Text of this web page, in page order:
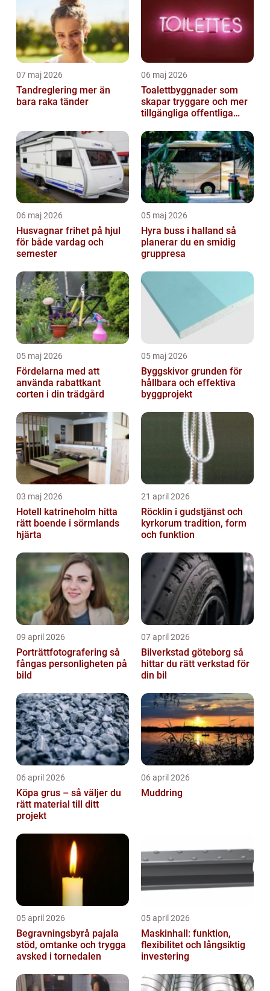
07 maj 2026
Tandreglering mer än
bara raka tänder
06 maj 2026
Toalettbyggnader som
skapar tryggare och mer
tillgängliga offentliga
06 maj 2026
Husvagnar frihet på hjul
för både vardag och
semester
05 maj 2026
Hyra buss i halland så
planerar du en smidig
gruppresa
05 maj 2026
Fördelarna med att
använda rabattkant
corten i din trädgård
05 maj 2026
Byggskivor grunden för
hållbara och effektiva
byggprojekt
03 maj 2026
Hotell katrineholm hitta
rätt boende i sörmlands
hjärta
21 april 2026
Röcklin i gudstjänst och
kyrkorum tradition, form
och funktion
09 april 2026
Porträttfotografering så
fångas personligheten på
bild
07 april 2026
Bilverkstad göteborg så
hittar du rätt verkstad för
din bil
06 april 2026
Köpa grus – så väljer du
rätt material till ditt
projekt
06 april 2026
Muddring
05 april 2026
Begravningsbyrå pajala
stöd, omtanke och trygga
avsked i tornedalen
05 april 2026
Maskinhall: funktion,
flexibilitet och långsiktig
investering